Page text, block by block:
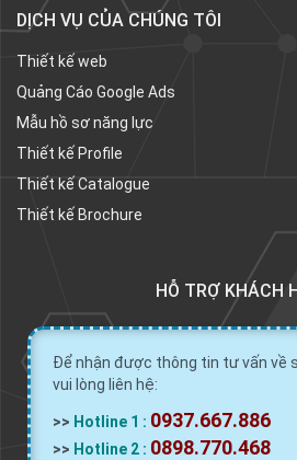
DỊCH VỤ CỦA CHÚNG TÔI
Thiết kế web
Quảng Cáo Google Ads
Mẫu hồ sơ năng lực
Thiết kế Profile
Thiết kế Catalogue
Thiết kế Brochure
HỖ TRỢ KHÁCH
Để nhận được thông tin tư vấn về
vui lòng liên hệ:
>> Hotline 1 : 0937.667.886
>> Hotline 2 : 0898.770.468